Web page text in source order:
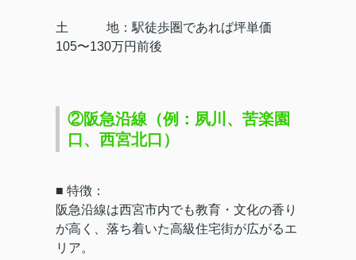
土 地：駅徒歩圏であれば坪単価
105〜130万円前後
②阪急沿線（例：夙川、苦楽園
口、西宮北口）
■ 特徴：
阪急沿線は西宮市内でも教育・文化の香り
が高く、落ち着いた高級住宅街が広がるエ
リア。